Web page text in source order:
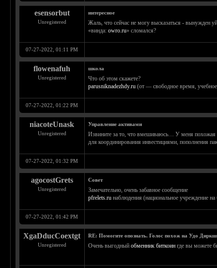
esensorbut
Unregistered
интересное
Жаль, что сейчас не могу высказаться - вынужден
«винда:owro.ru» сломался?
07-27-2022, 01:11 PM
flowenafuh
Unregistered
школа
Что об этом скажете?
parusniknadezhdy.ru (от — свободное время, учебное
07-27-2022, 01:22 PM
niacoteUnask
Unregistered
Управление активами
Извините за то, что вмешиваюсь… У меня
для координирования инвестициями, пополнения
07-27-2022, 01:32 PM
agocostGrets
Unregistered
Совет
Замечательно, очень забавное сообщение
pfrelets.ru наблюдения (национальное учреждение
07-27-2022, 01:42 PM
XgaDducCoextgt
Unregistered
RE: Помогите опознать. Голос похож на Удо
Очень выгодныйобменник биткоин где вы можете